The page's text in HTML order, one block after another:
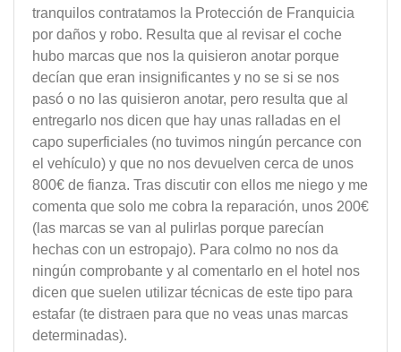
tranquilos contratamos la Protección de Franquicia
por daños y robo. Resulta que al revisar el coche
hubo marcas que nos la quisieron anotar porque
decían que eran insignificantes y no se si se nos
pasó o no las quisieron anotar, pero resulta que al
entregarlo nos dicen que hay unas ralladas en el
capo superficiales (no tuvimos ningún percance con
el vehículo) y que no nos devuelven cerca de unos
800€ de fianza. Tras discutir con ellos me niego y me
comenta que solo me cobra la reparación, unos 200€
(las marcas se van al pulirlas porque parecían
hechas con un estropajo). Para colmo no nos da
ningún comprobante y al comentarlo en el hotel nos
dicen que suelen utilizar técnicas de este tipo para
estafar (te distraen para que no veas unas marcas
determinadas).